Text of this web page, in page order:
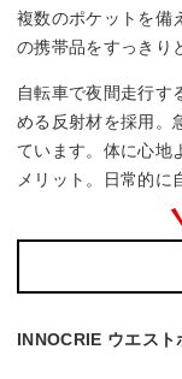
複数のポケットを備
の携帯品をすっきり
自転車で夜間走行す
める反射材を採用。
ています。体に心地
メリット。日常的に
INNOCRIE ウエスト